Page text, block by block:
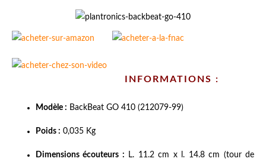
INFORMATIONS :
Modèle : BackBeat GO 410 (212079-99)
Poids : 0,035 Kg
Dimensions écouteurs : L. 11.2 cm x l. 14.8 cm (tour de